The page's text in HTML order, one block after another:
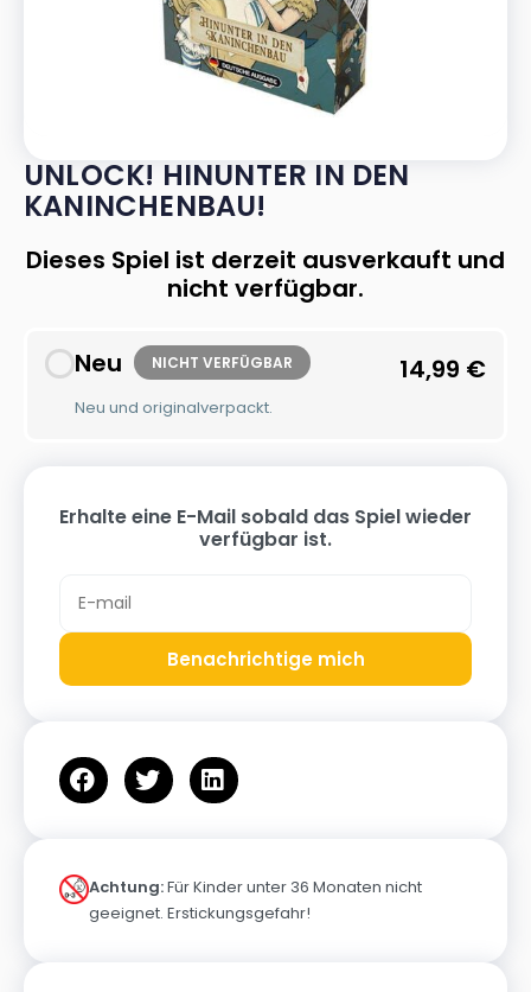
UNLOCK! HINUNTER IN DEN
KANINCHENBAU!
Dieses Spiel ist derzeit ausverkauft und
nicht verfügbar.
Neu NICHT VERFÜGBAR
Neu und originalverpackt.
14,99 €
Erhalte eine E-Mail sobald das Spiel wieder
verfügbar ist.
Benachrichtige mich
Achtung:Für Kinder unter 36 Monaten nicht
geeignet. Erstickungsgefahr!